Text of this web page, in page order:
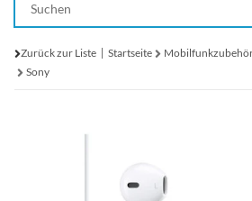
Zurück zur Liste Startseite
Sony